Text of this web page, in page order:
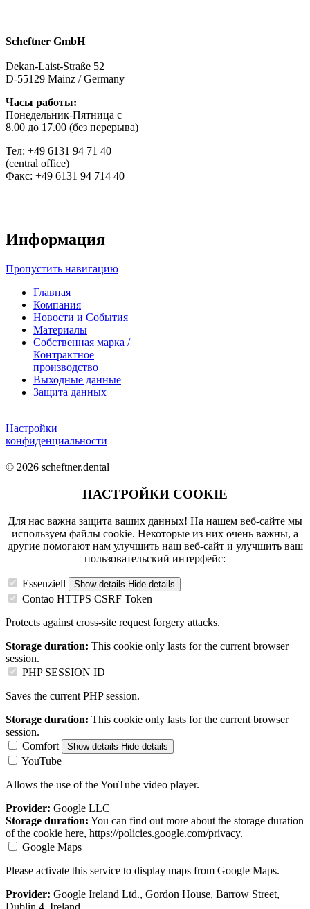
Scheftner GmbH
Dekan-Laist-Straße 52
D-55129 Mainz / Germany
Часы работы:
Понедельник-Пятница с
8.00 до 17.00 (без перерывa)
Тел: +49 6131 94 71 40
(central office)
Факс: +49 6131 94 714 40
Информация
Пропустить навигацию
Главная
Компания
Новости и События
Материалы
Собственная марка /
Контрактное
производство
Выходные данные
Защита данных
Настройки
конфиденциальности
© 2026 scheftner.dental
НАСТРОЙКИ COOKIE
Для нас важна защита ваших данных! На нашем веб-сайте мы
используем файлы cookie. Некоторые из них очень важны, а
другие помогают нам улучшить наш веб-сайт и улучшить ваш
пользовательский интерфейс:
Essenziell Show details Hide details
Contao HTTPS CSRF Token
Protects against cross-site request forgery attacks.
Storage duration: This cookie only lasts for the current browser
session.
PHP SESSION ID
Saves the current PHP session.
Storage duration: This cookie only lasts for the current browser
session.
Comfort
Show details Hide details
YouTube
Allows the use of the YouTube video player.
Provider: Google LLC
Storage duration: You can find out more about the storage duration
of the cookie here, https://policies.google.com/privacy.
Google Maps
Please activate this service to display maps from Google Maps.
Provider: Google Ireland Ltd., Gordon House, Barrow Street,
Dublin 4, Ireland